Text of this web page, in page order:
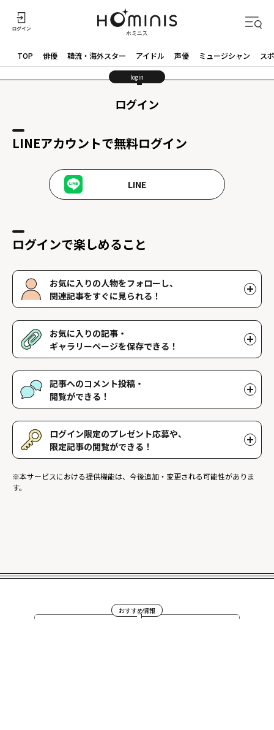
TOP 俳優 韓流・海外スター アイドル 声優 ミュージシャン ス
login
ログイン
LINEアカウントで無料ログイン
LINE
ログインで楽しめること
お気に入りの人物をフォローし、
関連記事をすぐに見られる！
好きな人物をフォローすることで、マイページで好きな人物の関連
記事を閲覧することができます。好きな人物一覧はマイページで確
認できます。
お気に入りの記事・
ギャラリーページを保存できる！
好きな記事やギャラリーページを保存し、マイページでいつでも閲
覧することができます。
記事へのコメント投稿・
閲覧ができる！
記事に対して応援や感想などのコメントができ、他のファンが投稿
したコメントを読むことができます。
ログイン限定のプレゼント応募や、
限定記事の閲覧ができる！
た、ログイン限定記事を閲覧することができます。
※本サービスにおける提供機能は、今後追加・変更される可能性がありま
す。
おすすめ情報